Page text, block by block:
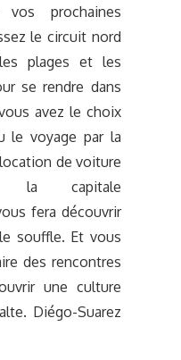
prochaines
le circuit nord
plages et les
se rendre dans
avez le choix
le voyage par la
de voiture
la capitale
fera découvrir
souffle. Et vous
des rencontres
une culture
Diégo-Suarez